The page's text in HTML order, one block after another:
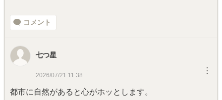
コメント
七つ星
2026/07/21 11:38 ︙
都市に自然があると心がホッとします。